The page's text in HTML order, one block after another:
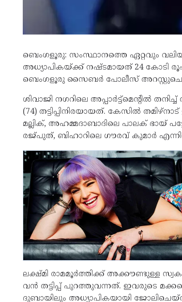
ബെംഗളൂരു: സംസ്ഥാനത്തെ ഏറ്റവും വലിയ
അധ്യാപികയ്ക്ക് നഷ്ടമായത് 24 കോടി
ബെംഗളൂരു സൈബർ പോലീസ്
ശിവാജി നഗറിലെ അപ്പാർട്ട്മെന്റിൽ
(74) തട്ടിപ്പിനിരയായത്. കേസിൽ
മല്ലിക്, അഹമ്മദാബാദിലെ പാലക് ഭായ്
രജ്പുത്, ബിഹാറിലെ ഗൗരവ് കുമാർ
ലക്ഷ്മി രാമമൂർത്തിക്ക് അക്കൗണ്ടുള്ള
വൻ തട്ടിപ്പ് പുറത്തുവന്നത്. ഇവരുടെ
ദുബായിലും അധ്യാപികയായി